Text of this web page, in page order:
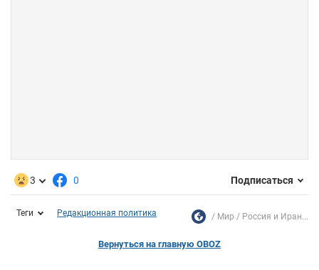
3 0 Подписаться
Теги Редакционная политика Мир Россия и Иран...
Вернуться на главную OBOZ